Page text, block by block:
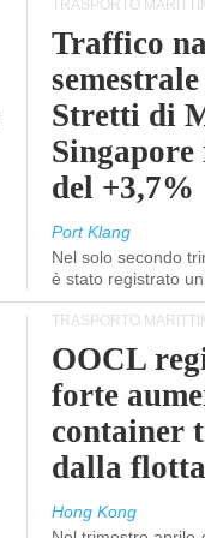
TRASPORTO
Traffico
Stretti di
del +3,7%
Port Klang
Nel solo secondo
è stato registrato
TRASPORTO
OOCL
forte
container
dalla
Hong Kong